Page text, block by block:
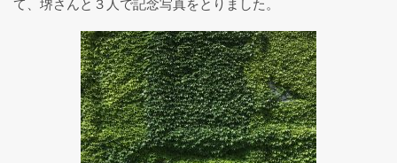
かなえるワーク
ピラティスグループクラス一覧
て、堺さんと３人で記念写真をとりました。